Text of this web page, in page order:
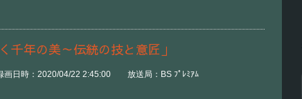
年の美～伝統の技と意匠」
時：2020/04/22 2:45:00 放送局：BS ﾌﾟﾚﾐｱﾑ